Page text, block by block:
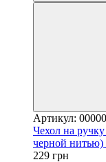
Артикул:
Чехол на
черной нитью)
229 грн